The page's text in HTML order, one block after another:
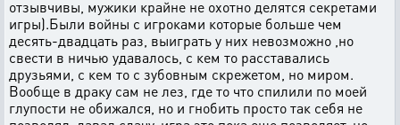
отзывчивы, мужики крайне не охотно делятся секретами
игры).Были войны с игроками которые больше чем
десять-двадцать раз, выиграть у них невозможно ,но
свести в ничью удавалось, с кем то расставались
друзьями, с кем то с зубовным скрежетом, но миром.
Вообще в драку сам не лез, где то что спилили по моей
глупости не обижался, но и гнобить просто так себя не